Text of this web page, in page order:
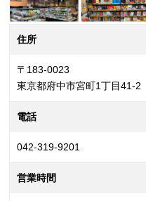
住所
〒183-0023
東京都府中市宮町1丁目41-2
電話
042-319-9201
営業時間